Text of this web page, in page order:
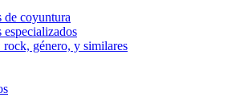
de coyuntura
rock, género, y similares